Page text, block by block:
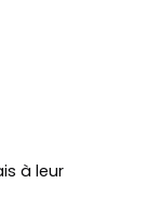
à leur